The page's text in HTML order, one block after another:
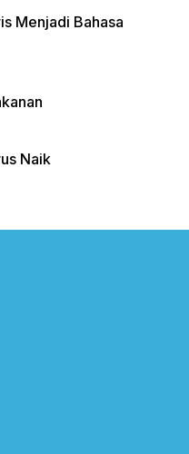
Menjadi Bahasa
Naik